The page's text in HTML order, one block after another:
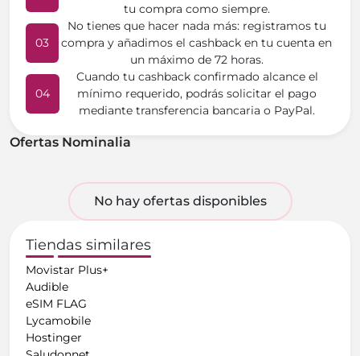
tu compra como siempre.
03
No tienes que hacer nada más: registramos tu
compra y añadimos el cashback en tu cuenta en
un máximo de 72 horas.
04
Cuando tu cashback confirmado alcance el
mínimo requerido, podrás solicitar el pago
mediante transferencia bancaria o PayPal.
Ofertas Nominalia
No hay ofertas disponibles
Tiendas similares
Movistar Plus+
Audible
eSIM FLAG
Lycamobile
Hostinger